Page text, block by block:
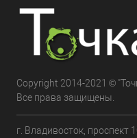
Copyright 2014-2021 ©
Все права защищены.
г. Владивосток, проспект